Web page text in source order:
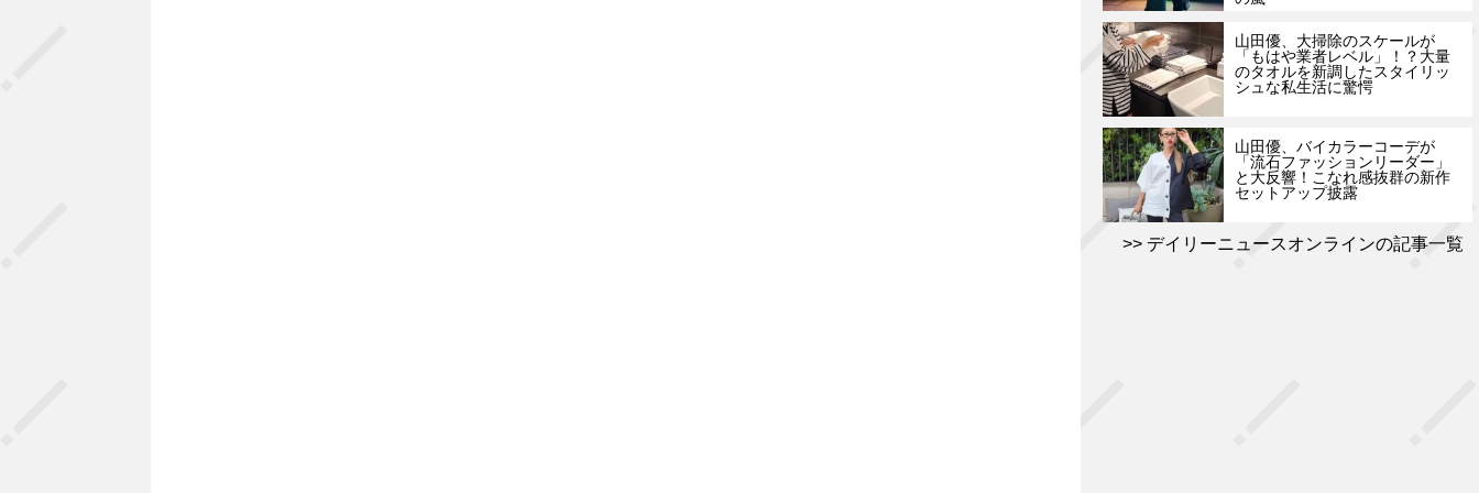
山田優、大掃除のスケールが
「もはや業者レベル」！？大量
のタオルを新調したスタイリッ
シュな私生活に驚愕
山田優、バイカラーコーデが
「流石ファッションリーダー」
と大反響！こなれ感抜群の新作
セットアップ披露
デイリーニュースオンラインの記事一覧